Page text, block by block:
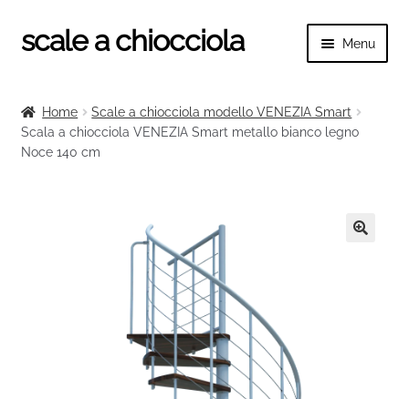
Vai
alla
Vai
al
scale a chiocciola Menu
il
menu
Tutte le scale
menu
Ringhiere e balaustre
Home
Scale a chiocciola modello VENEZIA Smart
Scala a chiocciola VENEZIA Smart metallo bianco legno
Noce 140 cm